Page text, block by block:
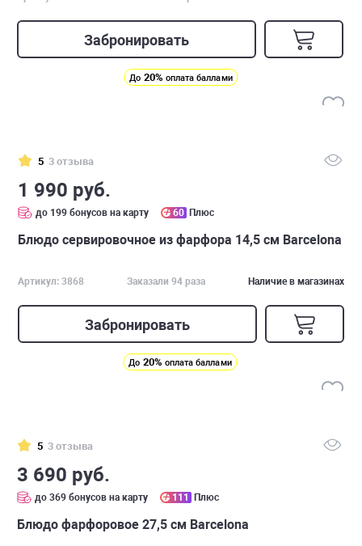
Забронировать
До 20% оплата баллами
5 3 отзыва
1 990 руб.
до 199 бонусов на карту 60 Плюс
Блюдо сервировочное из фарфора 14,5 см Barcelona
Артикул: 3868 Заказали 94 раза Наличие в магазинах
Забронировать
До 20% оплата баллами
5 3 отзыва
3 690 руб.
до 369 бонусов на карту 111 Плюс
Блюдо фарфоровое 27,5 см Barcelona